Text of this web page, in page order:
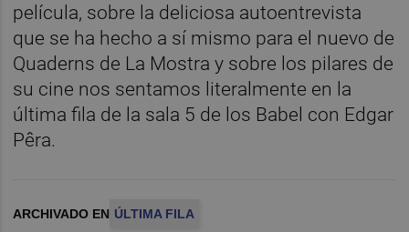
película, sobre la deliciosa autoentrevista
que se ha hecho a sí mismo para el nuevo de
Quaderns de La Mostra y sobre los pilares de
su cine nos sentamos literalmente en la
última fila de la sala 5 de los Babel con Edgar
Pêra.
ARCHIVADO EN ÚLTIMA FILA